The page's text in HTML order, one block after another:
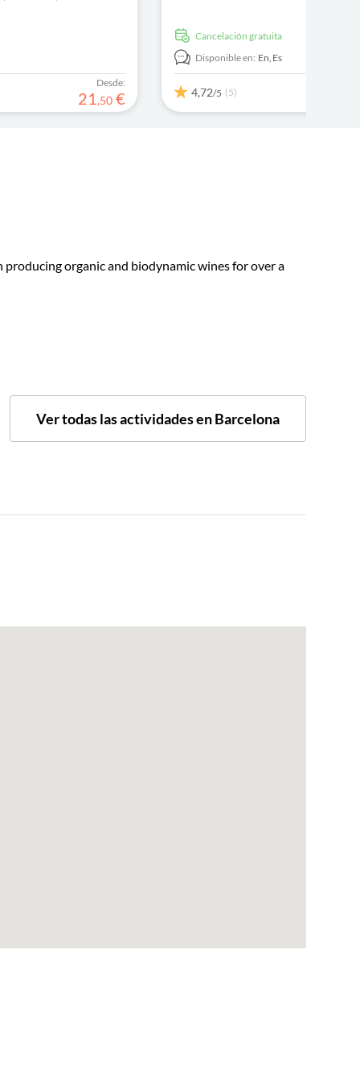
ahora y olvídate de
Desde:
21,50 €
cancelación gratuita
Disponible en: En,Es
4,72/5 (5)
producing organic and biodynamic wines for over a
Ver todas las actividades en Barcelona